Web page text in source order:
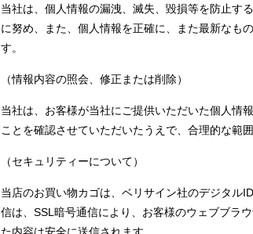
当社は、個人情報の漏洩、滅失、毀損等を防止す
に努め、また、個人情報を正確に、また最新なも
す。
（情報内容の照会、修正または削除）
当社は、お客様が当社にご提供いただいた個人情
ことを確認させていただいたうえで、合理的な範
（セキュリティーについて）
当店のお買い物カゴは、ベリサイン社のデジタル
信は、SSL暗号通信により、お客様のウェブブラ